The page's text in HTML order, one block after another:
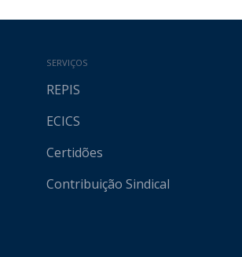
SERVIÇOS
REPIS
ECICS
Certidões
Contribuição Sindical